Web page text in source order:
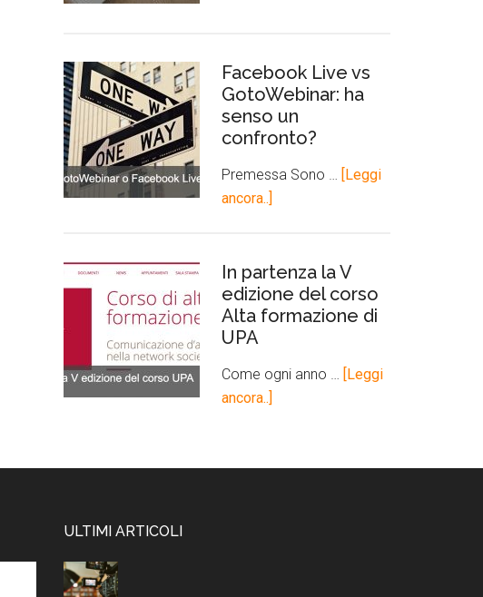
Facebook Live vs
GotoWebinar: ha
senso un
confronto?
Premessa Sono …
[Leggi
ancora..]
In partenza la V
edizione del corso
Alta formazione di
UPA
Come ogni anno …
[Leggi
ancora..]
ULTIMI ARTICOLI